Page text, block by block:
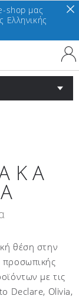
shop μας
Ελληνικής
θέση στην
με τις
Declare, Olivia,